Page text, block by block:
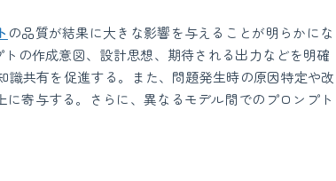
の品質が結果に大きな影響を与えることが明らかにな
の作成意図、設計思想、期待される出力などを明確
共有を促進する。また、問題発生時の原因特定や改
に寄与する。さらに、異なるモデル間でのプロンプト